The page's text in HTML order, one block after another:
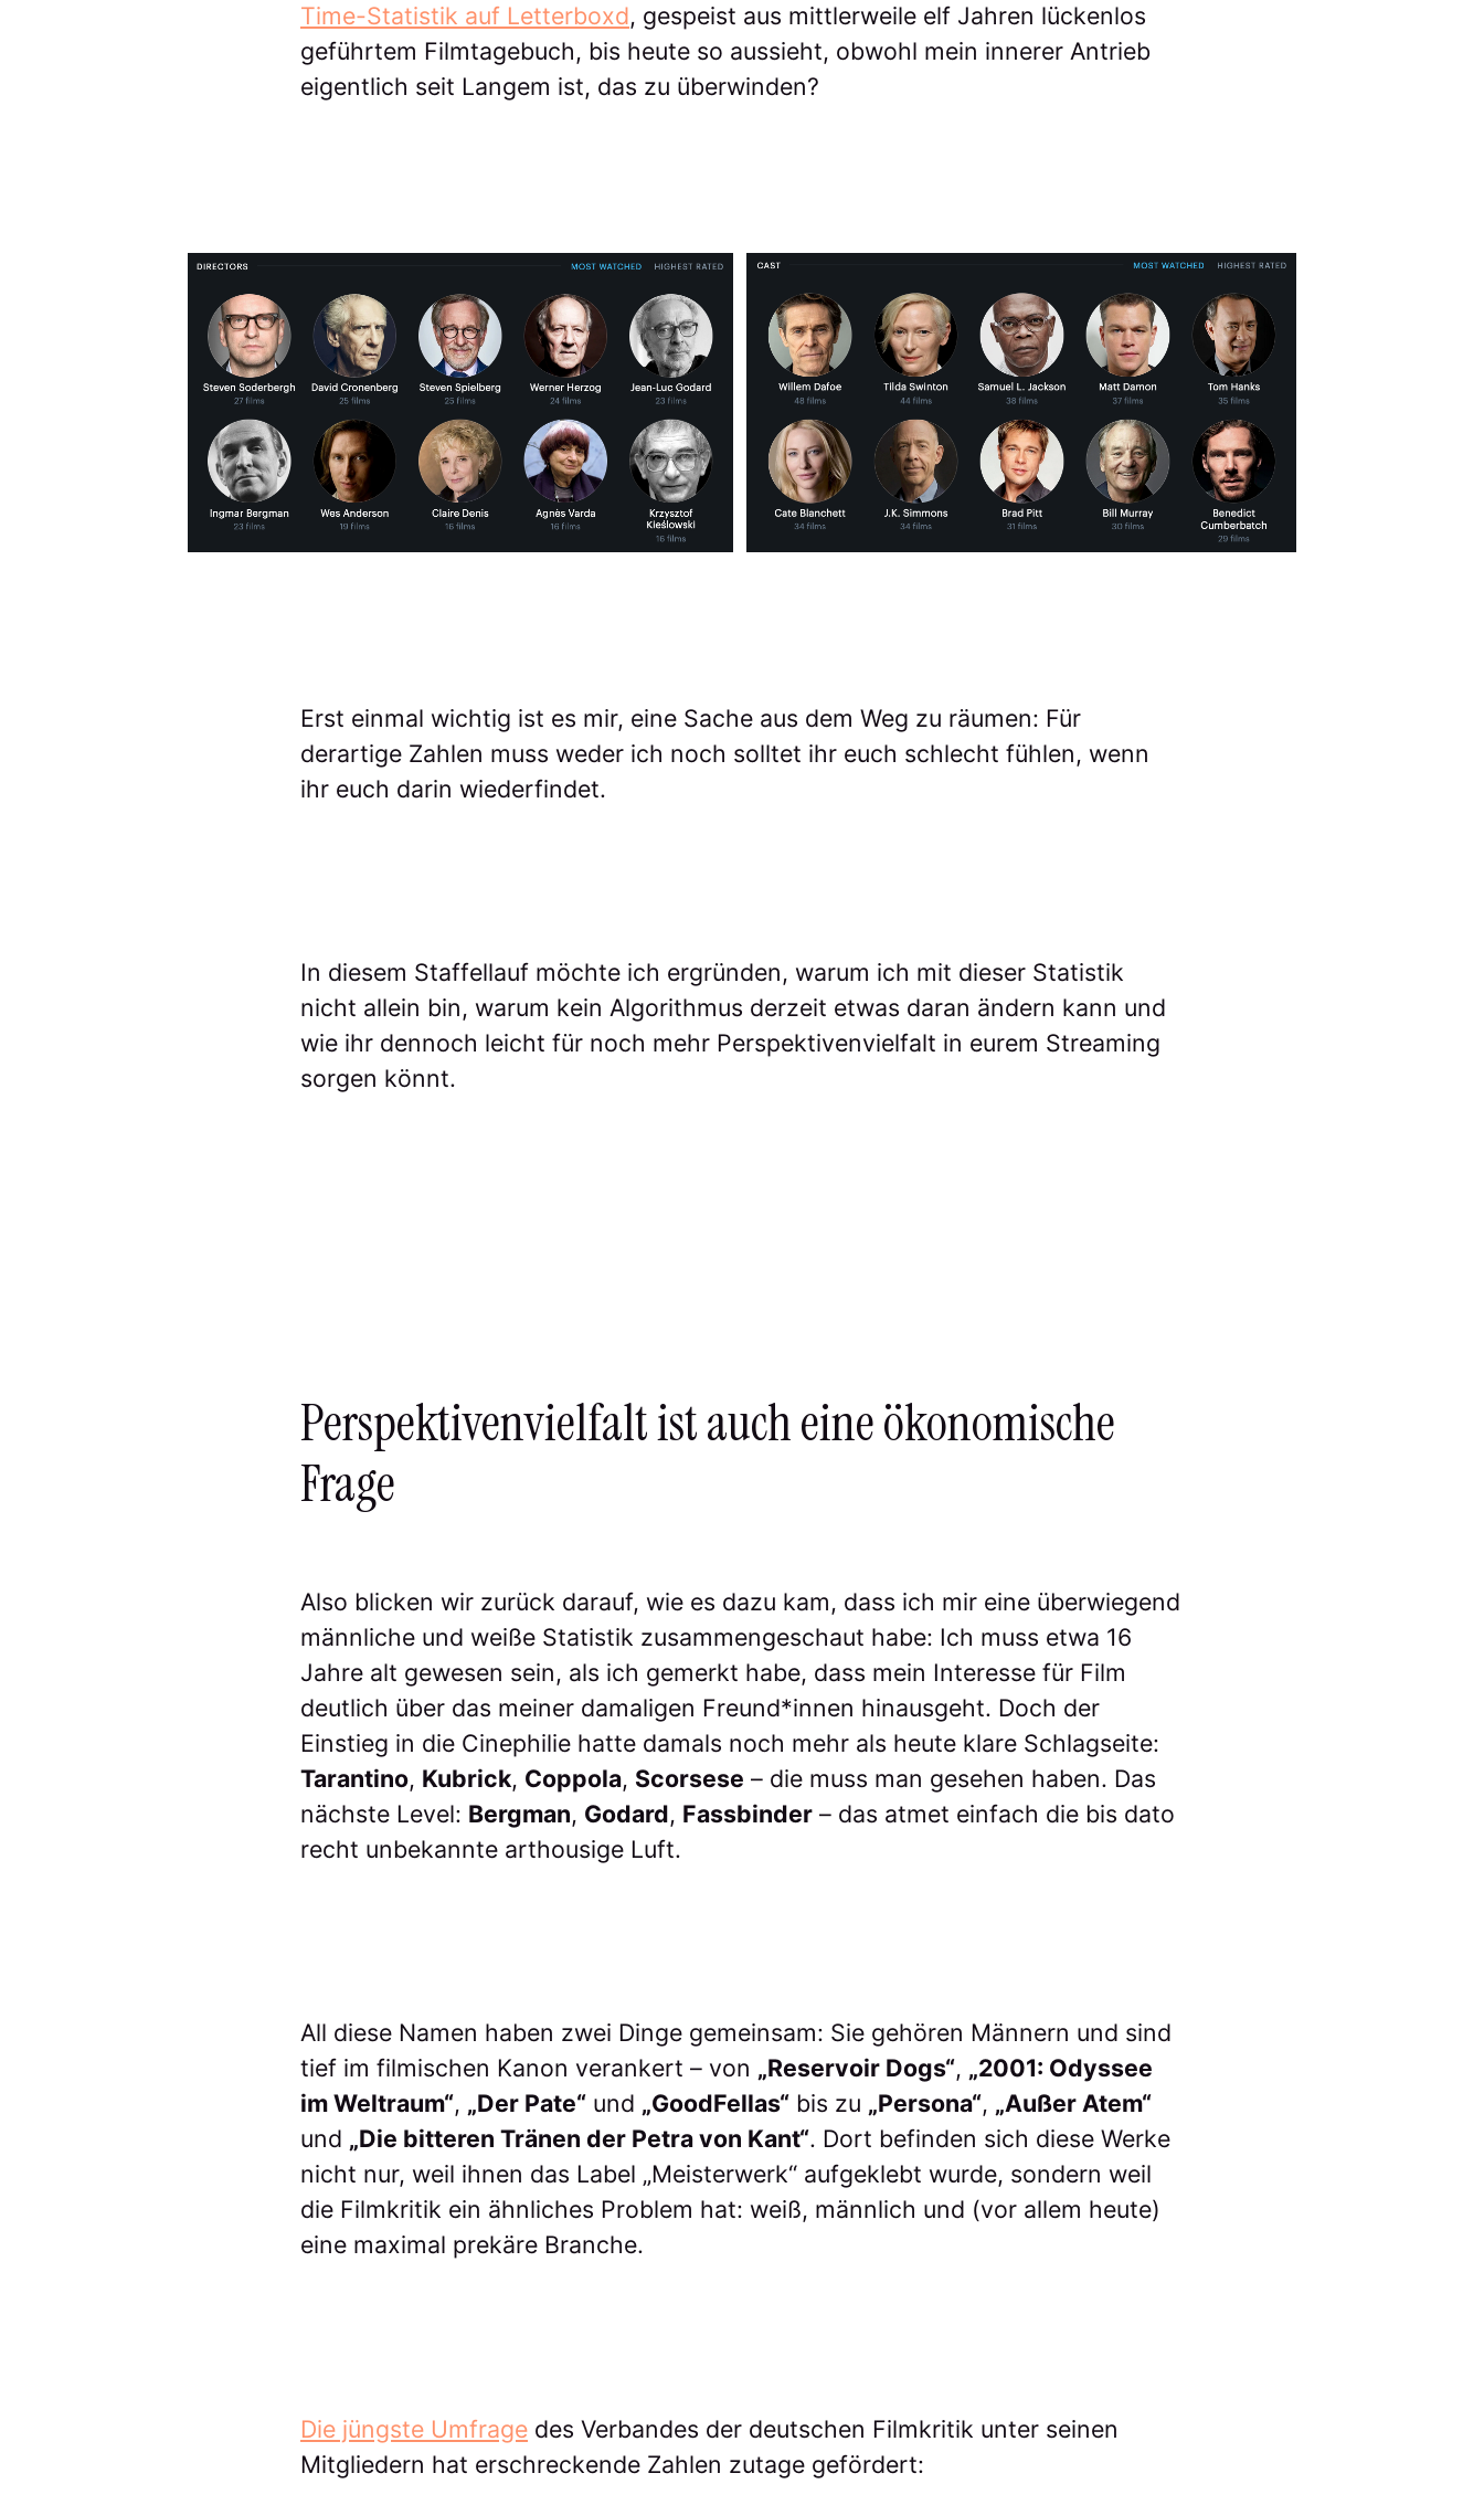
Time-Statistik auf Letterboxd, gespeist aus mittlerweile elf Jahren lückenlos
geführtem Filmtagebuch, bis heute so aussieht, obwohl mein innerer Antrieb
eigentlich seit Langem ist, das zu überwinden?
Erst einmal wichtig ist es mir, eine Sache aus dem Weg zu räumen: Für
derartige Zahlen muss weder ich noch solltet ihr euch schlecht fühlen, wenn
ihr euch darin wiederfindet.
In diesem Staffellauf möchte ich ergründen, warum ich mit dieser Statistik
nicht allein bin, warum kein Algorithmus derzeit etwas daran ändern kann und
wie ihr dennoch leicht für noch mehr Perspektivenvielfalt in eurem Streaming
sorgen könnt.
Perspektivenvielfalt ist auch eine ökonomische
Frage
Also blicken wir zurück darauf, wie es dazu kam, dass ich mir eine überwiegend
männliche und weiße Statistik zusammengeschaut habe: Ich muss etwa 16
Jahre alt gewesen sein, als ich gemerkt habe, dass mein Interesse für Film
deutlich über das meiner damaligen Freund*innen hinausgeht. Doch der
Einstieg in die Cinephilie hatte damals noch mehr als heute klare Schlagseite:
Tarantino, Kubrick, Coppola, Scorsese – die muss man gesehen haben. Das
nächste Level: Bergman, Godard, Fassbinder – das atmet einfach die bis dato
recht unbekannte arthousige Luft.
All diese Namen haben zwei Dinge gemeinsam: Sie gehören Männern und sind
tief im filmischen Kanon verankert – von „Reservoir Dogs“, „2001: Odyssee
im Weltraum“, „Der Pate“ und „GoodFellas“ bis zu „Persona“, „Außer Atem“
und „Die bitteren Tränen der Petra von Kant“. Dort befinden sich diese Werke
nicht nur, weil ihnen das Label „Meisterwerk“ aufgeklebt wurde, sondern weil
die Filmkritik ein ähnliches Problem hat: weiß, männlich und (vor allem heute)
eine maximal prekäre Branche.
Die jüngste Umfrage des Verbandes der deutschen Filmkritik unter seinen
Mitgliedern hat erschreckende Zahlen zutage gefördert: